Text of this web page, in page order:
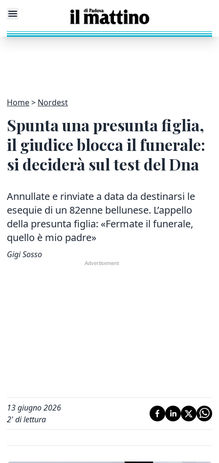
Home Nordest
Spunta una presunta figlia,
il giudice blocca il funerale:
si deciderà sul test del Dna
Annullate e rinviate a data da destinarsi le
esequie di un 82enne bellunese. L’appello
della presunta figlia: «Fermate il funerale,
quello è mio padre»
Gigi Sosso
13 giugno 2026
2' di lettura